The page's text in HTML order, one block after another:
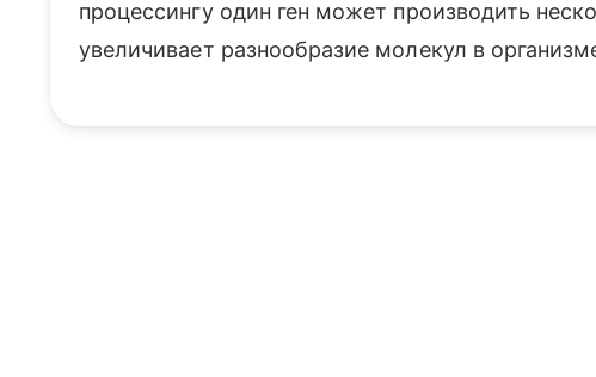
процессингу один ген может производить
увеличивает разнообразие молекул в